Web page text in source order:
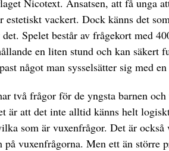
estetiskt vackert. Dock känns det
Spelet består av frågekort med
en liten stund och kan säkert
något man sysselsätter sig med
två frågor för de yngsta barnen
är att det inte alltid känns helt
som är vuxenfrågor. Det är
på vuxenfrågorna. Men ett än större